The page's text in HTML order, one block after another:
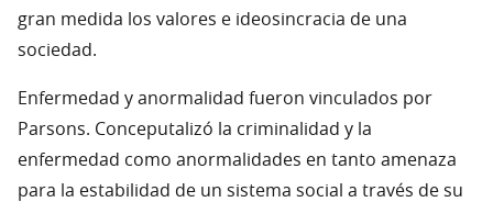
gran medida los valores e ideosincracia de una
sociedad.
Enfermedad y anormalidad fueron vinculados por
Parsons. Conceputalizó la criminalidad y la
enfermedad como anormalidades en tanto amenaza
para la estabilidad de un sistema social a través de su